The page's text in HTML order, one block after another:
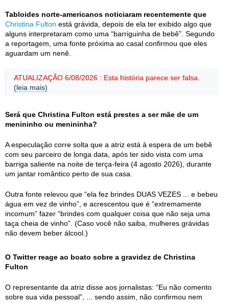
Tabloides norte-americanos noticiaram recentemente que
Christina Fulton está grávida, depois de ela ter exibido algo que
alguns interpretaram como uma “barriguinha de bebê”. Segundo
a reportagem, uma fonte próxima ao casal confirmou que eles
aguardam um nenê.
ATUALIZAÇÃO 6/08/2026 : Esta história parece ser falsa.
(leia mais)
Será que Christina Fulton está prestes a ser mãe de um
menininho ou menininha?
A especulação corre solta que a atriz está à espera de um bebê
com seu parceiro de longa data, após ter sido vista com uma
barriga saliente na noite de terça-feira (4 agosto 2026), durante
um jantar romântico perto de sua casa.
Outra fonte relevou que “ela fez brindes DUAS VEZES ... e bebeu
água em vez de vinho”, e acrescentou que é “extremamente
incomum” fazer “brindes com qualquer coisa que não seja uma
taça cheia de vinho”. (Caso você não saiba, mulheres grávidas
não devem beber álcool.)
O Twitter reage ao boato sobre a gravidez de Christina
Fulton
O representante da atriz disse aos jornalistas: “Eu não comento
sobre sua vida pessoal”, ... sendo assim, não confirmou nem